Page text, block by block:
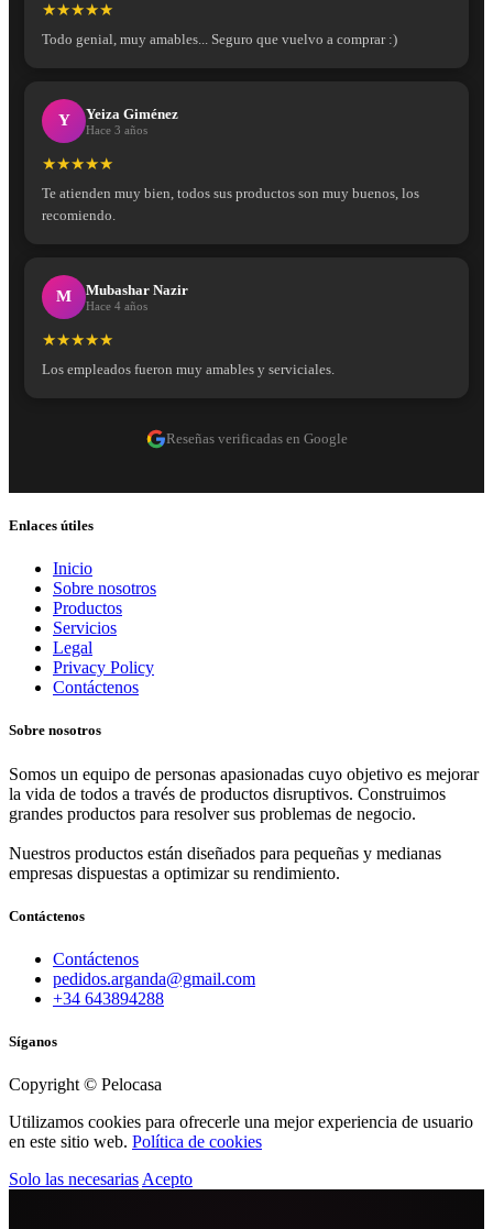
★★★★★
Todo genial, muy amables... Seguro que vuelvo a comprar :)
Y Yeiza Giménez
Hace 3 años
★★★★★
Te atienden muy bien, todos sus productos son muy buenos, los
recomiendo.
M Mubashar Nazir
Hace 4 años
★★★★★
Los empleados fueron muy amables y serviciales.
Reseñas verificadas en Google
Enlaces útiles
Inicio
Sobre nosotros
Productos
Servicios
Legal
Privacy Policy
Contáctenos
Sobre nosotros
Somos un equipo de personas apasionadas cuyo objetivo es mejorar
la vida de todos a través de productos disruptivos. Construimos
grandes productos para resolver sus problemas de negocio.
Nuestros productos están diseñados para pequeñas y medianas
empresas dispuestas a optimizar su rendimiento.
Contáctenos
Contáctenos
pedidos.arganda@gmail.com
+34 643894288
Síganos
Copyright © Pelocasa
Utilizamos cookies para ofrecerle una mejor experiencia de usuario
en este sitio web. Política de cookies
Solo las necesarias Acepto